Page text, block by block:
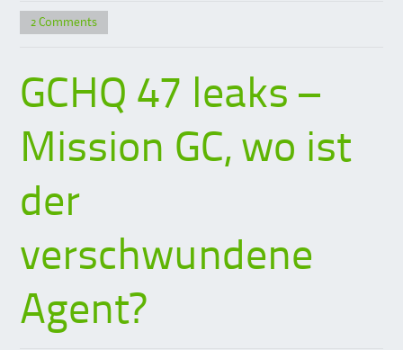
2 Comments
GCHQ 47 leaks –
Mission GC, wo ist
der
verschwundene
Agent?